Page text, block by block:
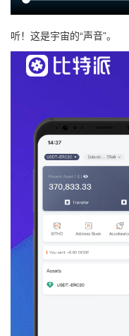
听！这是宇宙的“声音”。